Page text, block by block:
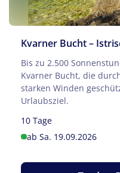
Kvarner Bucht –
Bis zu 2.500
Kvarner Bucht, die
starken Winden
Urlaubsziel.
10 Tage
ab Sa. 19.09.2026